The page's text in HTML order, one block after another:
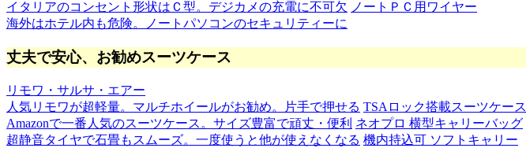
イタリアのコンセント形状はＣ型。デジカメの充電に不可欠 ノートＰＣ用ワイヤー
海外はホテル内も危険。ノートパソコンのセキュリティーに
丈夫で安心、お勧めスーツケース
リモワ・サルサ・エアー
人気リモワが超軽量。マルチホイールがお勧め。片手で押せる TSAロック搭載スーツケース
Amazonで一番人気のスーツケース。サイズ豊富で頑丈・便利 ネオプロ 横型キャリーバッグ
超静音タイヤで石畳もスムーズ。一度使うと他が使えなくなる 機内持込可 ソフトキャリー